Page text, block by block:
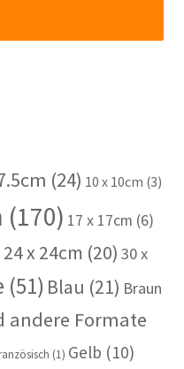
(24) 10 x 10cm (3)
(170) 17 x 17cm (6)
24 x 24cm (20) 30 x
(51) Blau (21) Braun
andere Formate
(1) Gelb (10)